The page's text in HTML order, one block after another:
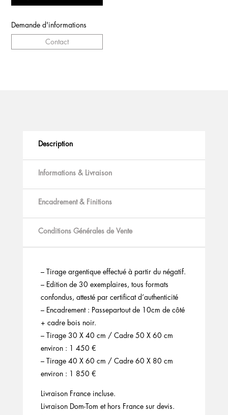
Demande d'informations
Contact
Description
Informations & Livraison
Encadrement & Finitions
Conditions Générales de Vente
– Tirage argentique effectué à partir du négatif.
– Edition de 30 exemplaires, tous formats
confondus, attesté par certificat d’authenticité
– Encadrement : Passepartout de 10cm de côté
+ cadre bois noir.
– Tirage 30 X 40 cm / Cadre 50 X 60 cm
environ : 1 450 €
– Tirage 40 X 60 cm / Cadre 60 X 80 cm
environ : 1 850 €
Livraison France incluse.
Livraison Dom-Tom et hors France sur devis.